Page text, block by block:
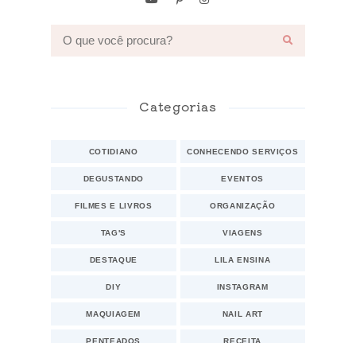
Categorias
COTIDIANO CONHECENDO SERVIÇOS
DEGUSTANDO EVENTOS
FILMES E LIVROS ORGANIZAÇÃO
TAG'S VIAGENS
DESTAQUE LILA ENSINA
DIY INSTAGRAM
MAQUIAGEM NAIL ART
PENTEADOS RECEITA